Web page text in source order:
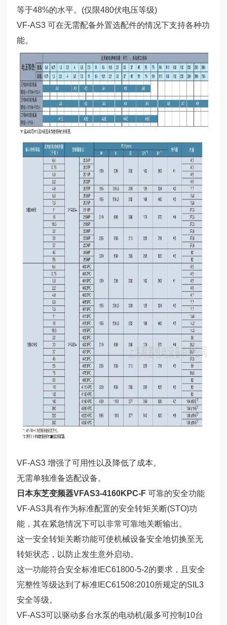
等于48%的水平。(仅限480伏电压等级)
VF-AS3 可在无需配备外置选配件的情况下支持各种功
能。
VF-AS3 增强了可用性以及降低了成本。
无需单独准备选配设备。
日本东芝变频器VFAS3-4160KPC-F 可靠的安全功能
VF-AS3具有作为标准配置的安全转矩关断(STO)功
能，其在紧急情况下可以非常可靠地关断输出。
这一安全转矩关断功能可使机械设备安全地切换至无
转矩状态，以防止发生意外启动。
这一功能符合安全标准IEC61800-5-2的要求，且安全
完整性等级达到了标准IEC61508:2010所规定的SIL3
安全等级。
VF-AS3可以驱动多台水泵的电动机(最多可控制10台